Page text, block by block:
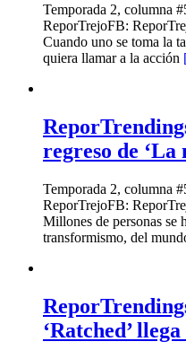
Temporada 2, columna
ReporTrejoFB:
Cuando uno se toma la
quiera llamar a la acción
regreso de ‘La
Temporada 2, columna
ReporTrejoFB:
Millones de personas se
transformismo, del
‘Ratched’